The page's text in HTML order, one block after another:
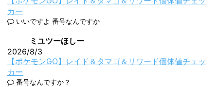
カー
いいですよ 番号なんですか
ミユツーほしー
2026/8/3
【ポケモンGO】レイド＆タマゴ＆リワード個体値チェッ
カー
番号なんですか？